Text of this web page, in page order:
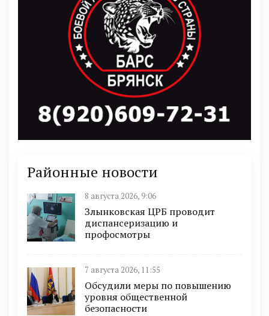
Районные новости
8 августа 2026, 9:06
Злынковская ЦРБ проводит
диспансеризацию и
профосмотры
7 августа 2026, 11:55
Обсудили меры по повышению
уровня общественной
безопасности